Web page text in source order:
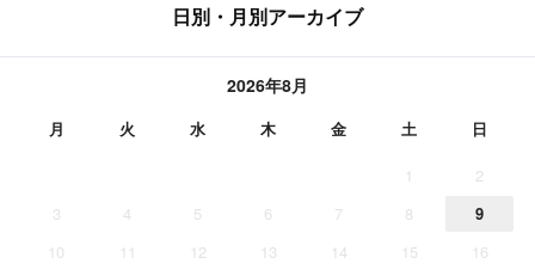
日別・月別アーカイブ
2026年8月
月 火 水 木 金 土 日
1
2
3
4 5 6 7 8
9
10
11 12 13 14 15
16